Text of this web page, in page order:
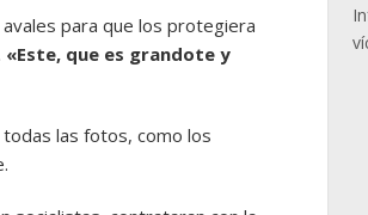
para que los protegiera
«Este, que es grandote y
todas las fotos, como los